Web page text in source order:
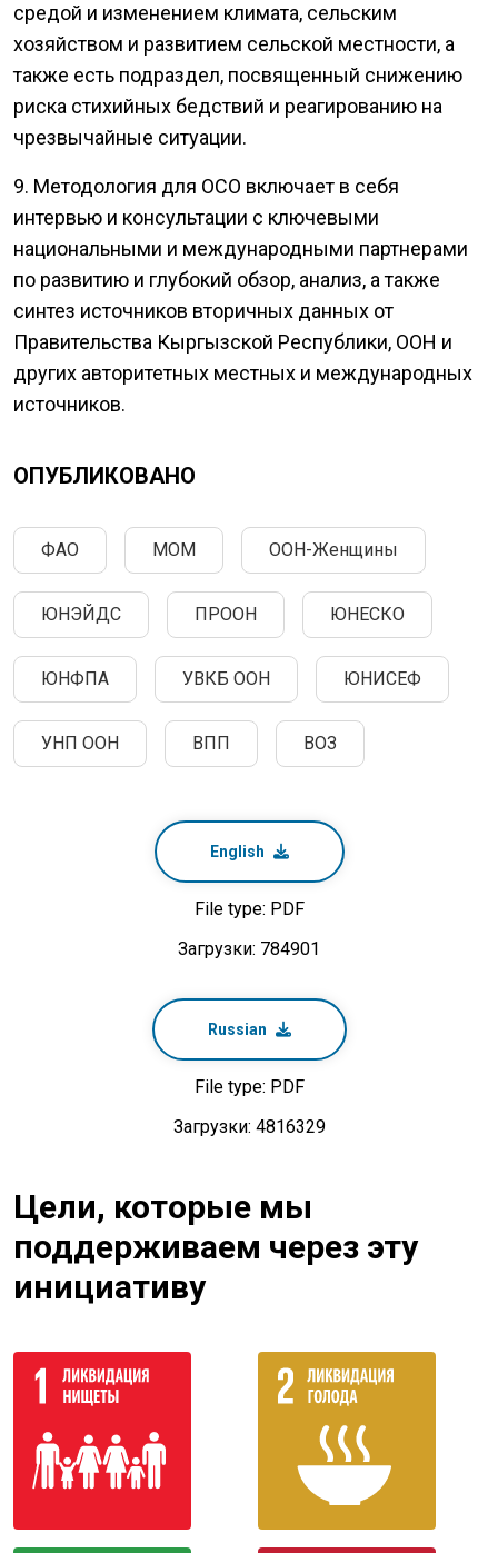
средой и изменением климата, сельским
хозяйством и развитием сельской местности, а
также есть подраздел, посвященный снижению
риска стихийных бедствий и реагированию на
чрезвычайные ситуации.
9. Методология для ОСО включает в себя
интервью и консультации с ключевыми
национальными и международными партнерами
по развитию и глубокий обзор, анализ, а также
синтез источников вторичных данных от
Правительства Кыргызской Республики, ООН и
других авторитетных местных и международных
источников.
ОПУБЛИКОВАНО
ФАО МОМ ООН-Женщины
ЮНЭЙДС ПРООН ЮНЕСКО
ЮНФПА УВКБ ООН ЮНИСЕФ
УНП ООН ВПП ВОЗ
English
File type: PDF
Загрузки: 784901
Russian
File type: PDF
Загрузки: 4816329
Цели, которые мы
поддерживаем через эту
инициативу